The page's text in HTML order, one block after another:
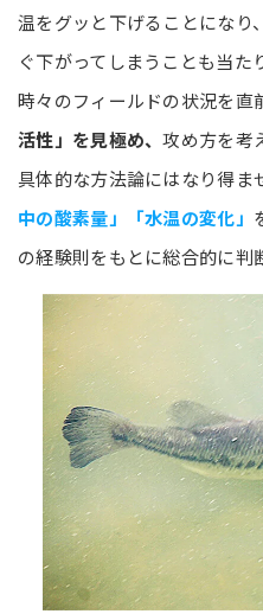
温をグッと下げることになり
ぐ下がってしまうことも当た
時々のフィールドの状況を直
活性」を見極め、攻め方を考
具体的な方法論にはなり得ま
中の酸素量」「水温の変化」
の経験則をもとに総合的に判